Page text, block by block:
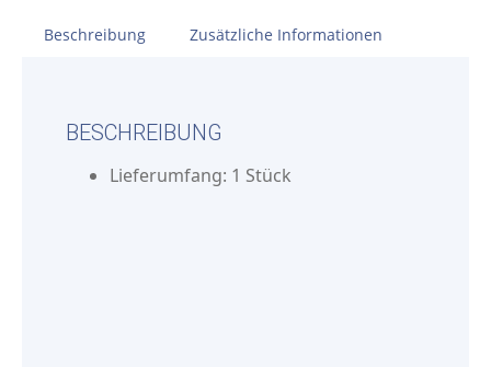
Beschreibung Zusätzliche Informationen
BESCHREIBUNG
Lieferumfang: 1 Stück